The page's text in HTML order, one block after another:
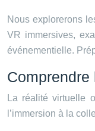
Nous explorerons
VR immersives,
événementielle.
La réalité virtuelle
l’immersion à la